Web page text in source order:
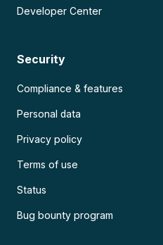
Developer Center
Security
Compliance & features
Personal data
Privacy policy
Terms of use
Status
Bug bounty program